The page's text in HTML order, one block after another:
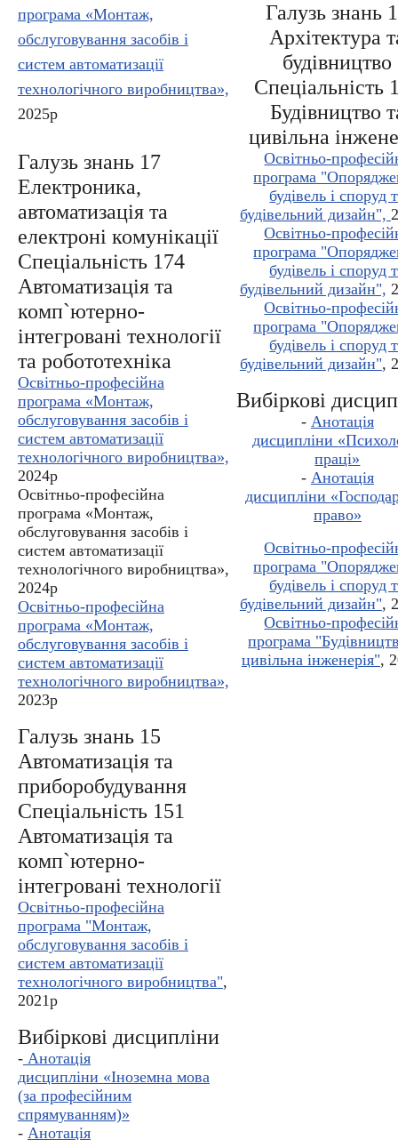
програма «Монтаж,
обслуговування засобів і
систем автоматизації
технологічного виробництва»,
2025р
Галузь знань 17
Електроника,
автоматизація та
електроні комунікації
Спеціальність 174
Автоматизація та
комп`ютерно-
інтегровані технології
та робототехніка
Освітньо-професійна
програма «Монтаж,
обслуговування засобів і
систем автоматизації
технологічного виробництва»,
2024р
Освітньо-професійна
програма «Монтаж,
обслуговування засобів і
систем автоматизації
технологічного виробництва»,
2024р
Освітньо-професійна
програма «Монтаж,
обслуговування засобів і
систем автоматизації
технологічного виробництва»,
2023р
Галузь знань 15
Автоматизація та
приборобудування
Спеціальність 151
Автоматизація та
комп`ютерно-
інтегровані технології
Освітньо-професійна
програма "Монтаж,
обслуговування засобів і
систем автоматизації
технологічного виробництва",
2021р
Вибіркові дисципліни
-Анотація
дисципліни «Іноземна мова
(за професійним
спрямуванням)»
- Анотація
Галузь знань
Архітектура
будівництво
Спеціальність
Будівництво
цивільна
Освітньо-
програма
будівель і споруд
будівельний дизайн",
Освітньо-
програма
будівель і споруд
будівельний дизайн",
Освітньо-
програма
будівель і споруд
будівельний дизайн",
Вибіркові
- Анотація
дисципліни «
праці»
- Анотація
дисципліни «
право»
Освітньо-
програма
будівель і споруд
будівельний дизайн",
Освітньо-
програма
цивільна інженерія",